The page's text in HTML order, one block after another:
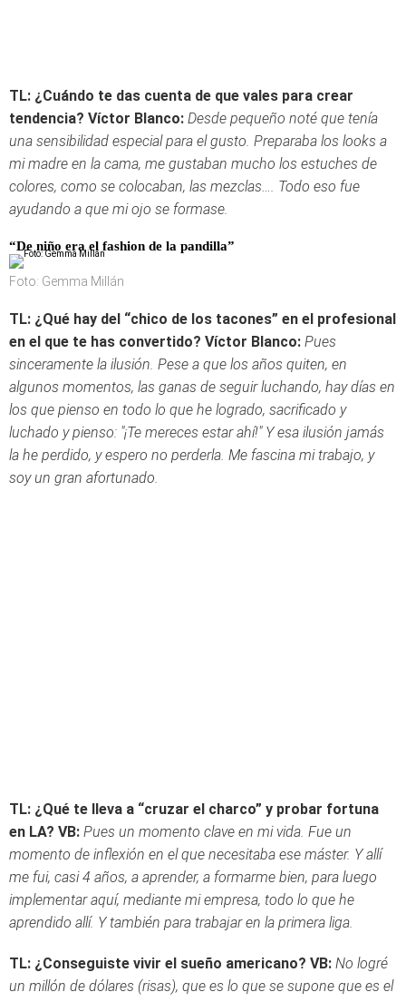
TL: ¿Cuándo te das cuenta de que vales para crear
tendencia? Víctor Blanco: Desde pequeño noté que tenía
una sensibilidad especial para el gusto. Preparaba los looks a
mi madre en la cama, me gustaban mucho los estuches de
colores, como se colocaban, las mezclas…. Todo eso fue
ayudando a que mi ojo se formase.
“De niño era el fashion de la pandilla”
Foto: Gemma Millán
TL: ¿Qué hay del “chico de los tacones” en el profesional
en el que te has convertido? Víctor Blanco: Pues
sinceramente la ilusión. Pese a que los años quiten, en
algunos momentos, las ganas de seguir luchando, hay días en
los que pienso en todo lo que he logrado, sacrificado y
luchado y pienso: "¡Te mereces estar ahí!" Y esa ilusión jamás
la he perdido, y espero no perderla. Me fascina mi trabajo, y
soy un gran afortunado.
TL: ¿Qué te lleva a “cruzar el charco” y probar fortuna
en LA? VB: Pues un momento clave en mi vida. Fue un
momento de inflexión en el que necesitaba ese máster. Y allí
me fui, casi 4 años, a aprender, a formarme bien, para luego
implementar aquí, mediante mi empresa, todo lo que he
aprendido allí. Y también para trabajar en la primera liga.
TL: ¿Conseguiste vivir el sueño americano? VB: No logré
un millón de dólares (risas), que es lo que se supone que es el